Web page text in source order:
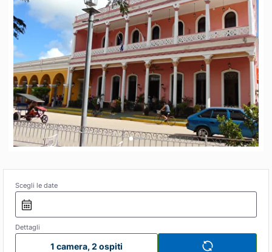
•••
Scegli le date
Dettagli
1 camera, 2 ospiti